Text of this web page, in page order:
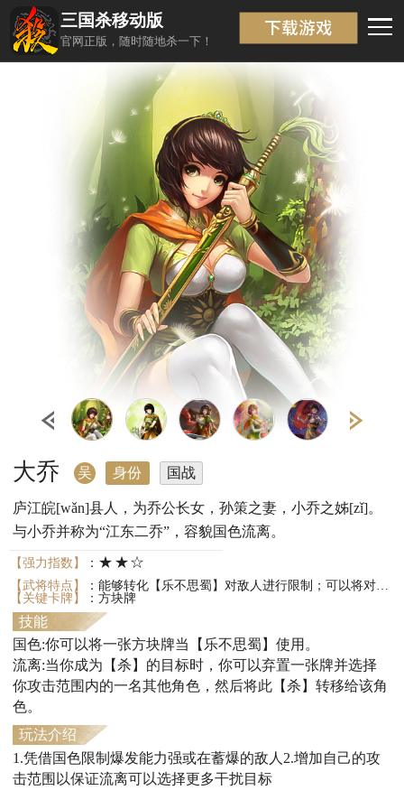
三国杀移动版
官网正版，随时随地杀一下！
返回
大乔 吴 身份 国战
庐江皖[wǎn]县人，为乔公长女，孙策之妻，小乔之姊[zǐ]。
与小乔并称为“江东二乔”，容貌国色流离。
【强力指数】 ： ★★☆
【武将特点】
：能够转化【乐不思蜀】对敌人进行限制；可以将对自己的【杀】转移给其他人。
【关键卡牌】
：方块牌
技能
国色:你可以将一张方块牌当【乐不思蜀】使用。
流离:当你成为【杀】的目标时，你可以弃置一张牌并选择
你攻击范围内的一名其他角色，然后将此【杀】转移给该角
色。
玩法介绍
1.凭借国色限制爆发能力强或在蓄爆的敌人2.增加自己的攻
击范围以保证流离可以选择更多干扰目标